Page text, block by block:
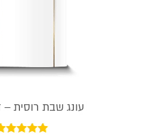
עונג שבת רוסית